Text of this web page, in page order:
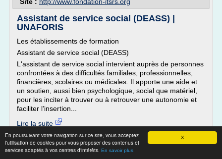
X
En poursuivant votre navigation sur ce site, vous acceptez
l'utilisation de cookies pour vous proposer des contenus et
services adaptés à vos centres d'intérêts. En savoir plus
Assistant de service social (DEASS) |
UNAFORIS
Les établissements de formation
Assistant de service social (DEASS)
L'assistant de service social intervient auprès de personnes
confrontées à des difficultés familiales, professionnelles,
financières, scolaires ou médicales. Il apporte une aide et
un soutien, aussi bien psychologique, social que matériel,
pour les inciter à trouver ou à retrouver une autonomie et
faciliter l'insertion...
Lire la suite
Site :http://www.unaforis.eu